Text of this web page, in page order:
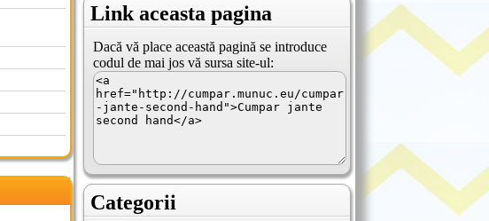
Link aceasta pagina
Dacă vă place această pagină se introduce
codul de mai jos vă sursa site-ul:
Categorii